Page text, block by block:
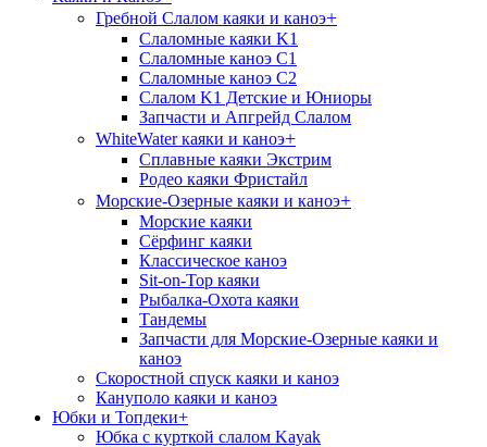
Гребной Слалом каяки и каноэ+
Слаломные каяки K1
Слаломные каноэ С1
Слаломные каноэ С2
Слалом K1 Детские и Юниоры
Запчасти и Апгрейд Слалом
WhiteWater каяки и каноэ+
Сплавные каяки Экстрим
Родео каяки Фристайл
Морские-Озерные каяки и каноэ+
Морские каяки
Сёрфинг каяки
Классическое каноэ
Sit-on-Top каяки
Рыбалка-Охота каяки
Тандемы
Запчасти для Морские-Озерные каяки и
каноэ
Скоростной спуск каяки и каноэ
Кануполо каяки и каноэ
Юбки и Топдеки+
Юбка с курткой слалом Kayak